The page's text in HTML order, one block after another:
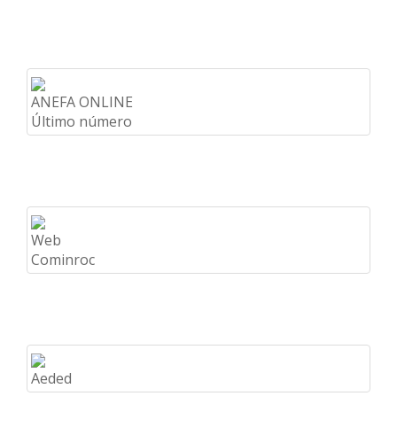
ANEFA ONLINE
Último número
Web
Cominroc
Aeded